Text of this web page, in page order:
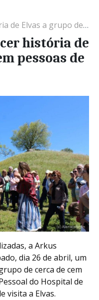
de cem pessoas de Torres Novas
história de
pessoas de
a Arkus
dia 26 de abril, um
de cerca de cem
do Hospital de
visita a Elvas.